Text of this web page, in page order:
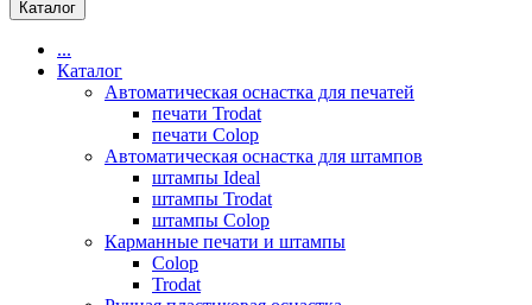
Каталог
...
Каталог
Автоматическая оснастка для печатей
печати Trodat
печати Colop
Автоматическая оснастка для штампов
штампы Ideal
штампы Trodat
штампы Colop
Карманные печати и штампы
Colop
Trodat